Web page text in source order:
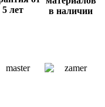
5 лет
в наличии